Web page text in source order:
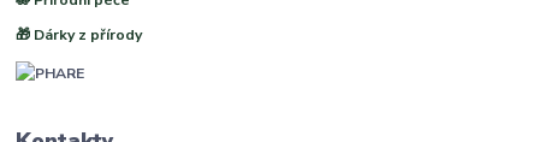
🎁 Dárky z přírody